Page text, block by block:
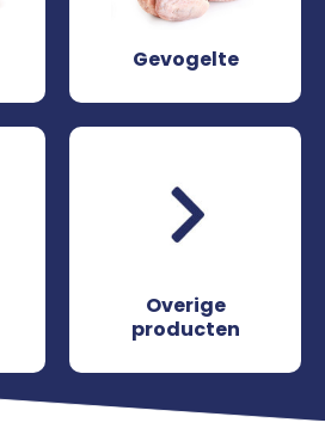
Gevogelte
Overige
producten